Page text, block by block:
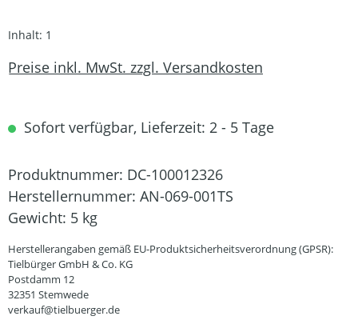
Inhalt: 1
Preise inkl. MwSt. zzgl. Versandkosten
Sofort verfügbar, Lieferzeit: 2 - 5 Tage
Produktnummer: DC-100012326
Herstellernummer: AN-069-001TS
Gewicht: 5 kg
Herstellerangaben gemäß EU-Produktsicherheitsverordnung (GPSR):
Tielbürger GmbH & Co. KG
Postdamm 12
32351 Stemwede
verkauf@tielbuerger.de